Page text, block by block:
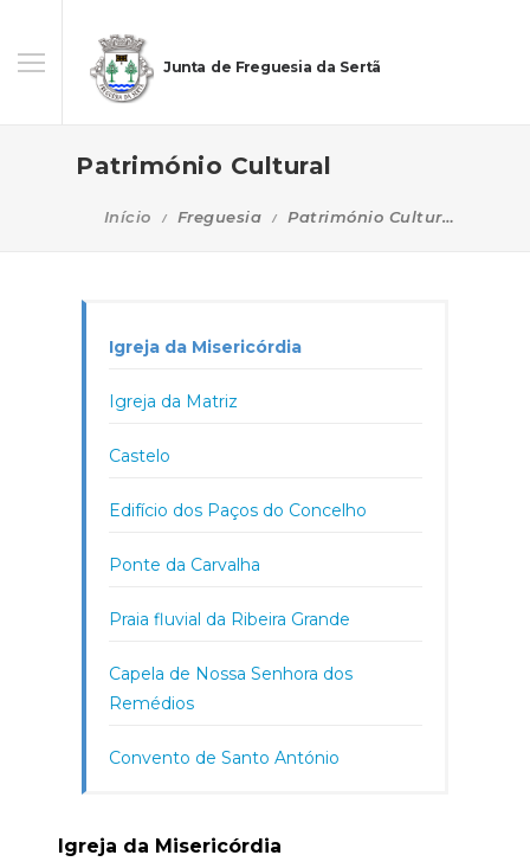
Junta de Freguesia da Sertã
Património Cultural
Início Freguesia Património Cultural
Igreja da Misericórdia
Igreja da Matriz
Castelo
Edifício dos Paços do Concelho
Ponte da Carvalha
Praia fluvial da Ribeira Grande
Capela de Nossa Senhora dos
Remédios
Convento de Santo António
Igreja da Misericórdia